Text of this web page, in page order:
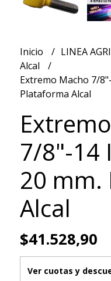
Inicio LINEA
Alcal
Extremo Macho 7/
Plataforma Alcal
7/8"-14
20 mm.
Alcal
$41.528,90
Ver cuotas y